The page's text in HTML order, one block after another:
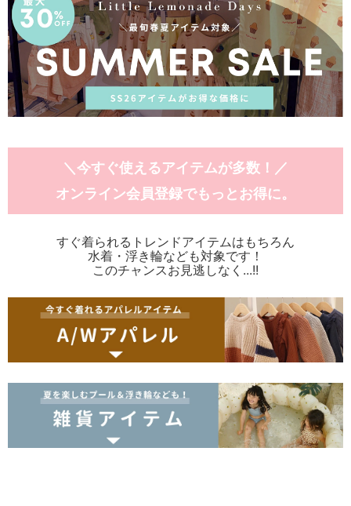
＼今すぐ使えるアイテムが多数！／
オンライン会員登録でもっとお得に。
すぐ着られるトレンドアイテムはもちろん
水着・浮き輪なども対象です！
このチャンスお見逃しなく...!!